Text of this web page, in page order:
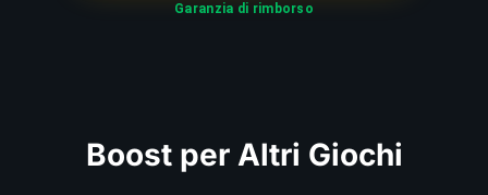
Garanzia di rimborso
Boost per Altri Giochi